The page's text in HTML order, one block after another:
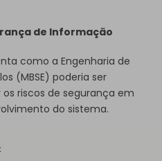
de Informação
como a Engenharia de
(MBSE) poderia ser
riscos de segurança em
do sistema.